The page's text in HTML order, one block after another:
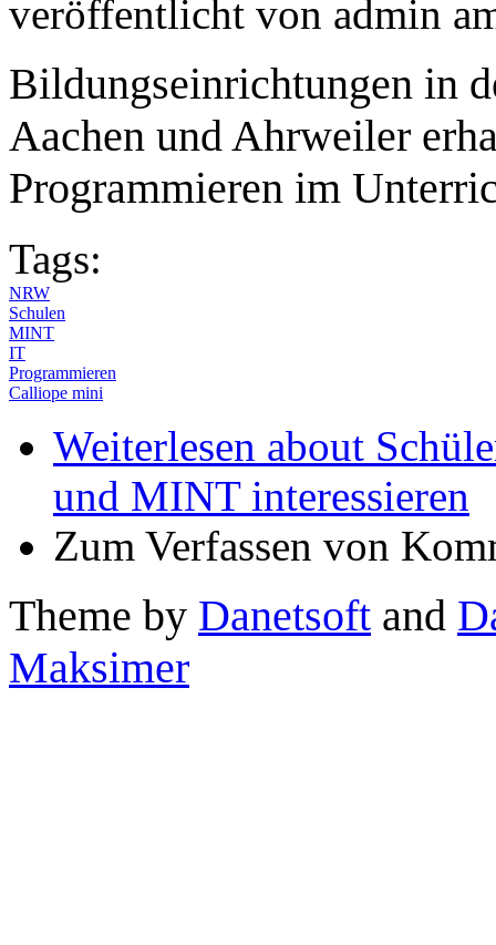
veröffentlicht von admin
Bildungseinrichtungen in
Aachen und Ahrweiler
Programmieren im
Tags:
NRW
Schulen
MINT
IT
Programmieren
Calliope mini
Weiterlesen about
und MINT interessieren
Zum Verfassen von
Theme by Danetsoft and
Maksimer